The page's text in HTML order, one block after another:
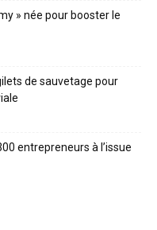
» née pour booster le
de sauvetage pour
entrepreneurs à l’issue